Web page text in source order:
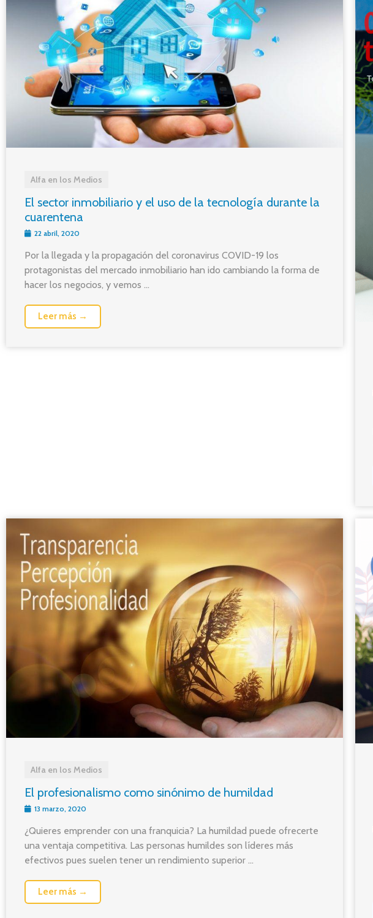
Alfa en los Medios
El sector inmobiliario y el uso de la tecnología durante la
cuarentena
22 abril, 2020
Por la llegada y la propagación del coronavirus COVID-19 los
protagonistas del mercado inmobiliario han ido cambiando la forma de
hacer los negocios, y vemos ...
Leer más →
Alfa en los Medios
El profesionalismo como sinónimo de humildad
13 marzo, 2020
¿Quieres emprender con una franquicia? La humildad puede ofrecerte
una ventaja competitiva. Las personas humildes son líderes más
efectivos pues suelen tener un rendimiento superior ...
Leer más →